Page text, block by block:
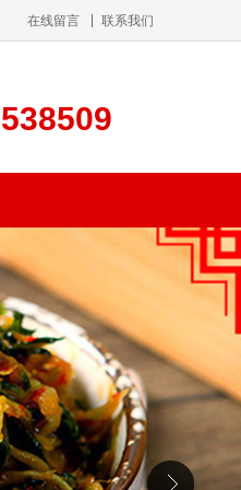
在线留言 联系我们